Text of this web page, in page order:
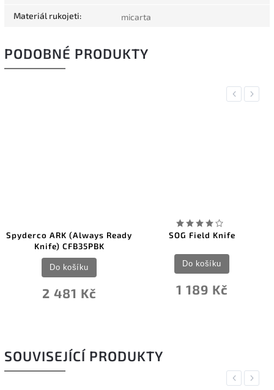
Materiál rukojeti: micarta
PODOBNÉ PRODUKTY
Previous
Spyderco ARK (Always Ready
Knife) CFB35PBK
2 481 Kč
Do košíku
SOG Field Knife
1 189 Kč
Do košíku
Next
SOUVISEJÍCÍ PRODUKTY
Previous
Next